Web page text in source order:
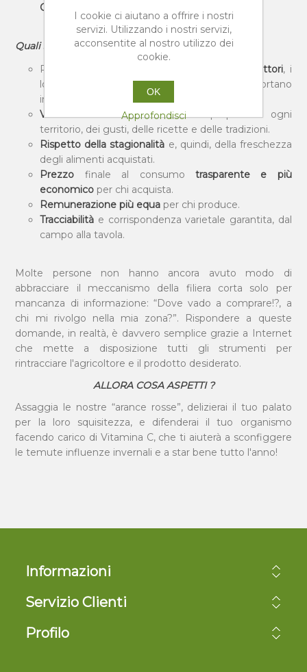
Consuma
Quali sono i vantaggi della Filiera Corta?
Possibilità di
conoscere direttamente i produttori, i
loro metodi di lavoro, la storia dei cibi che si portano
in tavola.
Valorizzazione delle coltivazioniproprie di ogni
territorio, dei gusti, delle ricette e delle tradizioni.
Rispetto della stagionalità e, quindi, della freschezza
degli alimenti acquistati.
Prezzo finale al consumo trasparente e più
economico per chi acquista.
Remunerazione più equa per chi produce.
Tracciabilità e corrispondenza varietale garantita, dal
campo alla tavola.
Molte persone non hanno ancora avuto modo di
abbracciare il meccanismo della filiera corta solo per
mancanza di informazione: “Dove vado a comprare!?, a
chi mi rivolgo nella mia zona?”. Rispondere a queste
domande, in realtà, è davvero semplice grazie a Internet
che mette a disposizione tutti gli strumenti per
rintracciare l'agricoltore e il prodotto desiderato.
ALLORA COSA ASPETTI ?
Assaggia le nostre “arance rosse”, delizierai il tuo palato
per la loro squisitezza, e difenderai il tuo organismo
facendo carico di Vitamina C, che ti aiuterà a sconfiggere
le temute influenze invernali e a star bene tutto l'anno!
Informazioni
Servizio Clienti
Profilo
I cookie ci aiutano a offrire i nostri
servizi. Utilizzando i nostri servizi,
acconsentite al nostro utilizzo dei
cookie.
OK
Approfondisci